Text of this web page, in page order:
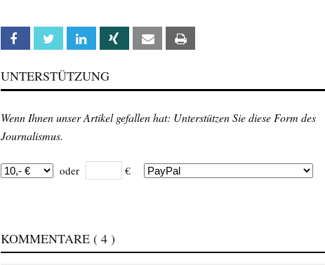
Facebook Twitter Linkedin Xing Email
UNTERSTÜTZUNG
Wenn Ihnen unser Artikel gefallen hat: Unterstützen Sie diese Form des
Journalismus.
oder €
KOMMENTARE ( 4 )